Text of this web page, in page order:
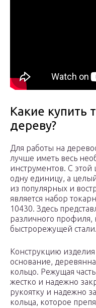
Какие купить
дереву?
Для работы на
лучше иметь весь
инструментов. С
одну единицу, а
из популярных и
является набор
10430. Здесь
различного профиля,
быстрорежущей стали.
Конструкцию изделия
основание,
кольцо. Режущая
жестко и надежно
рукоятку и надежно
кольца, которое